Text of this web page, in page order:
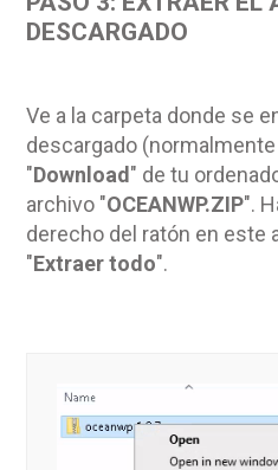
DESCARGADO
Ve a la carpeta donde se
descargado
"Download" de tu
archivo "OCEANWP.ZIP".
derecho del ratón en este
"Extraer todo".